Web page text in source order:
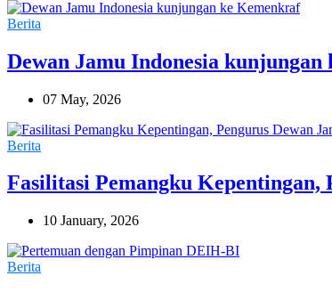
Berita
Dewan Jamu Indonesia
07 May, 2026
Berita
Fasilitasi Pemangku Kepentingan,
10 January, 2026
Berita